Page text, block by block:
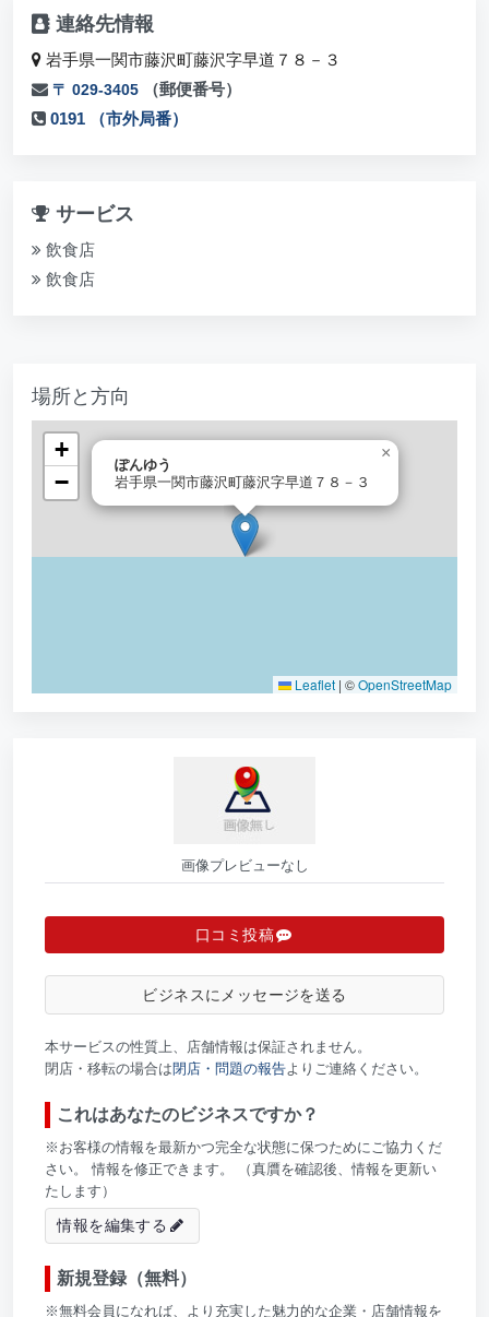
連絡先情報
岩手県一関市藤沢町藤沢字早道７８－３
〒 029-3405 （郵便番号）
0191 （市外局番）
サービス
飲食店
飲食店
場所と方向
ぽんゆう
岩手県一関市藤沢町藤沢字早道７８－３
×
+
−
Leaflet | ©OpenStreetMap
画像プレビューなし
口コミ投稿
ビジネスにメッセージを送る
本サービスの性質上、店舗情報は保証されません。
閉店・移転の場合は閉店・問題の報告よりご連絡ください。
これはあなたのビジネスですか？
※お客様の情報を最新かつ完全な状態に保つためにご協力くだ
さい。 情報を修正できます。 （真贋を確認後、情報を更新い
たします）
情報を編集する
新規登録（無料）
※無料会員になれば、より充実した魅力的な企業・店舗情報を